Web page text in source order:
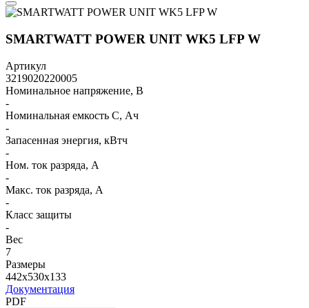
SMARTWATT POWER UNIT WK5 LFP W
Артикул
3219020220005
Номинальное напряжение, В
-
Номинальная емкость C, Ач
-
Запасенная энергия, кВтч
-
Ном. ток разряда, А
-
Макс. ток разряда, А
-
Класс защиты
-
Вес
7
Размеры
442x530x133
Документация
PDF